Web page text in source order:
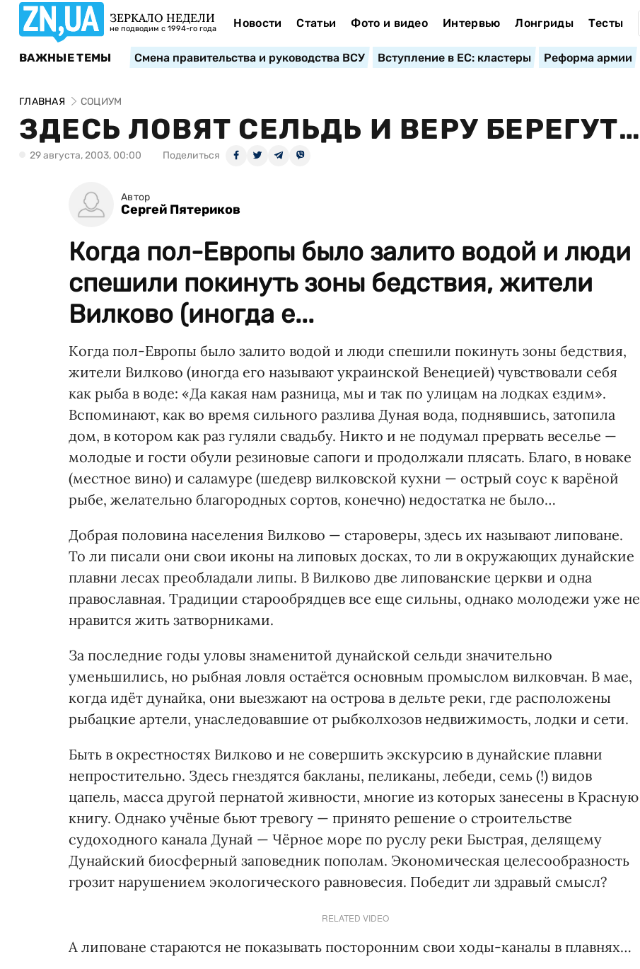
ЗЕРКАЛО НЕДЕЛИ
не подводим с 1994-го года Новости Статьи Фото и видео Интервью Лонгриды Тесты
ВАЖНЫЕ ТЕМЫ Смена правительства и руководства ВСУ Вступление в ЕС: кластеры Реформа армии
ГЛАВНАЯ СОЦИУМ
ЗДЕСЬ ЛОВЯТ СЕЛЬДЬ И ВЕРУ БЕРЕГУТ…
29 августа, 2003, 00:00 Поделиться
Автор
Сергей Пятериков
Когда пол-Европы было залито водой и люди
спешили покинуть зоны бедствия, жители
Вилково (иногда е...
Когда пол-Европы было залито водой и люди спешили покинуть зоны бедствия,
жители Вилково (иногда его называют украинской Венецией) чувствовали себя
как рыба в воде: «Да какая нам разница, мы и так по улицам на лодках ездим».
Вспоминают, как во время сильного разлива Дуная вода, поднявшись, затопила
дом, в котором как раз гуляли свадьбу. Никто и не подумал прервать веселье —
молодые и гости обули резиновые сапоги и продолжали плясать. Благо, в новаке
(местное вино) и саламуре (шедевр вилковской кухни — острый соус к варёной
рыбе, желательно благородных сортов, конечно) недостатка не было…
Добрая половина населения Вилково — староверы, здесь их называют липоване.
То ли писали они свои иконы на липовых досках, то ли в окружающих дунайские
плавни лесах преобладали липы. В Вилково две липованские церкви и одна
православная. Традиции старообрядцев все еще сильны, однако молодежи уже не
нравится жить затворниками.
За последние годы уловы знаменитой дунайской сельди значительно
уменьшились, но рыбная ловля остаётся основным промыслом вилковчан. В мае,
когда идёт дунайка, они выезжают на острова в дельте реки, где расположены
рыбацкие артели, унаследовавшие от рыбколхозов недвижимость, лодки и сети.
Быть в окрестностях Вилково и не совершить экскурсию в дунайские плавни
непростительно. Здесь гнездятся бакланы, пеликаны, лебеди, семь (!) видов
цапель, масса другой пернатой живности, многие из которых занесены в Красную
книгу. Однако учёные бьют тревогу — принято решение о строительстве
судоходного канала Дунай — Чёрное море по руслу реки Быстрая, делящему
Дунайский биосферный заповедник пополам. Экономическая целесообразность
грозит нарушением экологического равновесия. Победит ли здравый смысл?
RELATED VIDEO
А липоване стараются не показывать посторонним свои ходы-каналы в плавнях…